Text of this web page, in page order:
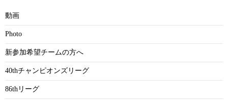
動画
Photo
新参加希望チームの方へ
40thチャンピオンズリーグ
86thリーグ